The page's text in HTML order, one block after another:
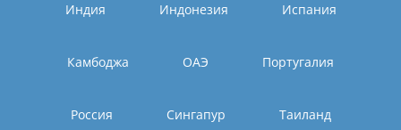
Индия Индонезия Испания
Камбоджа ОАЭ Португалия
Россия Сингапур Таиланд